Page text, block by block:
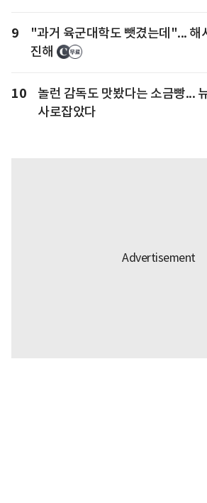
9
"과거 육군대학도 뺏겼는데"... 해
진해
10
놀런 감독도 맛봤다는 소금빵...
사로잡았다